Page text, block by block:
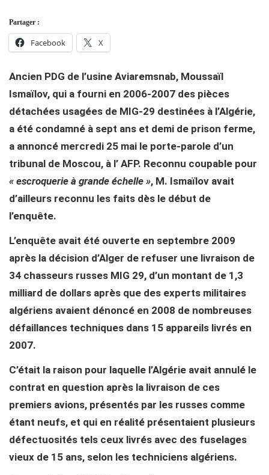
Partager :
Facebook X
Ancien PDG de l’usine Aviaremsnab, Moussaïl
Ismaïlov, qui a fourni en 2006-2007 des pièces
détachées usagées de MIG-29 destinées à l’Algérie,
a été condamné à sept ans et demi de prison ferme,
a annoncé mercredi 25 mai le porte-parole d’un
tribunal de Moscou, à l’ AFP. Reconnu coupable pour
« escroquerie à grande échelle », M. Ismaïlov avait
d’ailleurs reconnu les faits dès le début de
l’enquête.
L’enquête avait été ouverte en septembre 2009
après la décision d’Alger de refuser une livraison de
34 chasseurs russes MIG 29, d’un montant de 1,3
milliard de dollars après que des experts militaires
algériens avaient dénoncé en 2008 de nombreuses
défaillances techniques dans 15 appareils livrés en
2007.
C’était la raison pour laquelle l’Algérie avait annulé le
contrat en question après la livraison de ces
premiers avions, présentés par les russes comme
étant neufs, et qui en réalité présentaient plusieurs
défectuosités tels ceux livrés avec des fuselages
vieux de 15 ans, selon les techniciens algériens.